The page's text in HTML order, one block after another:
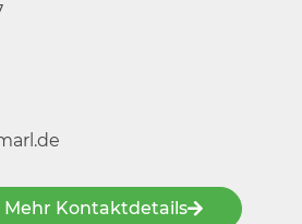
Mehr Kontaktdetails